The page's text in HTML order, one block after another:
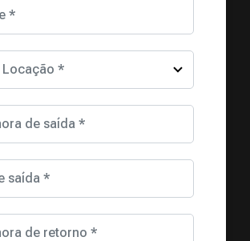
*
Locação *
de saída *
saída *
de retorno *